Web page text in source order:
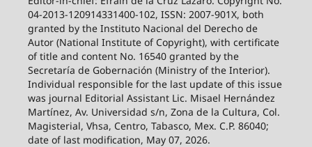
04-2013-120914331400-102, ISSN: 2007-901X, both
granted by the Instituto Nacional del Derecho de
Autor (National Institute of Copyright), with certificate
of title and content No. 16540 granted by the
Secretaría de Gobernación (Ministry of the Interior).
Individual responsible for the last update of this issue
was journal Editorial Assistant Lic. Misael Hernández
Martínez, Av. Universidad s/n, Zona de la Cultura, Col.
Magisterial, Vhsa, Centro, Tabasco, Mex. C.P. 86040;
date of last modification, May 07, 2026.